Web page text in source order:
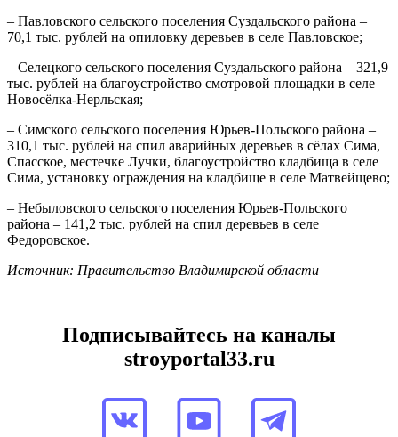
– Павловского сельского поселения Суздальского района –
70,1 тыс. рублей на опиловку деревьев в селе Павловское;
– Селецкого сельского поселения Суздальского района – 321,9
тыс. рублей на благоустройство смотровой площадки в селе
Новосёлка-Нерльская;
– Симского сельского поселения Юрьев-Польского района –
310,1 тыс. рублей на спил аварийных деревьев в сёлах Сима,
Спасское, местечке Лучки, благоустройство кладбища в селе
Сима, установку ограждения на кладбище в селе Матвейщево;
– Небыловского сельского поселения Юрьев-Польского
района – 141,2 тыс. рублей на спил деревьев в селе
Федоровское.
Источник: Правительство Владимирской области
Подписывайтесь на каналы
stroyportal33.ru